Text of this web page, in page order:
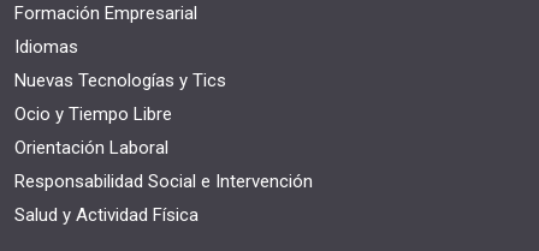
Formación Empresarial
Idiomas
Nuevas Tecnologías y Tics
Ocio y Tiempo Libre
Orientación Laboral
Responsabilidad Social e Intervención
Salud y Actividad Física